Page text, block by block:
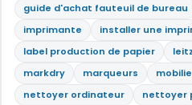
guide d'achat fauteuil de bureau
imprimante
installer une
label production de papier
leitz
markdry
marqueurs
nettoyer ordinateur
nettoyer